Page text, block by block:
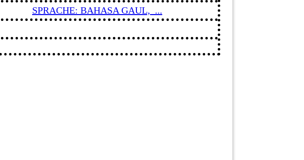
SPRACHE: BAHASA GAUL, ...